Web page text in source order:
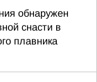
обнаружен
снасти в
плавника